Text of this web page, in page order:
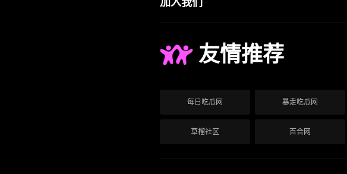
友情推荐
每日吃瓜网 暴走吃瓜网
草榴社区 百合网